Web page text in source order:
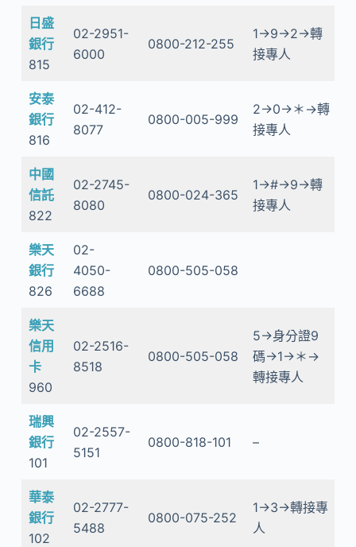
日盛
銀行
815
02-2951-
6000
0800-212-255
1→9→2→轉
接專人
安泰
銀行
816
02-412-
8077
0800-005-999
2→0→＊→轉
接專人
中國
信託
822
02-2745-
8080
0800-024-365
1→#→9→轉
接專人
樂天
銀行
826
02-
4050-
6688
0800-505-058
樂天
信用
卡
960
02-2516-
8518
0800-505-058
5→身分證9
碼→1→＊→
轉接專人
瑞興
銀行
101
02-2557-
5151
0800-818-101 –
華泰
銀行
102
02-2777-
5488
0800-075-252
1→3→轉接專
人